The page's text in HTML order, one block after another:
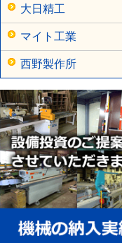
大日精工
マイト工業
西野製作所